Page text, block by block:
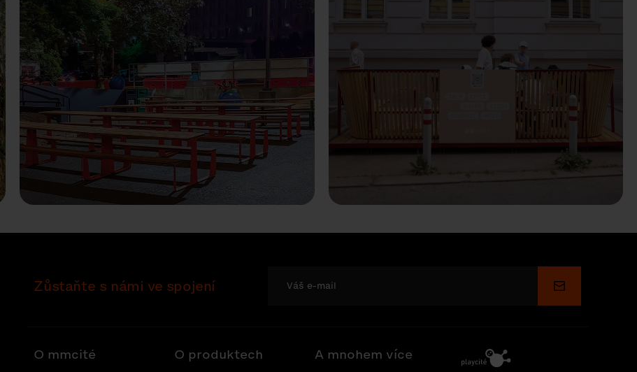
Zůstaňte s námi ve spojení Odeslat
O mmcité O produktech A mnohem více